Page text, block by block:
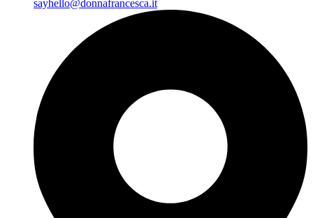
sayhello@donnafrancesca.it